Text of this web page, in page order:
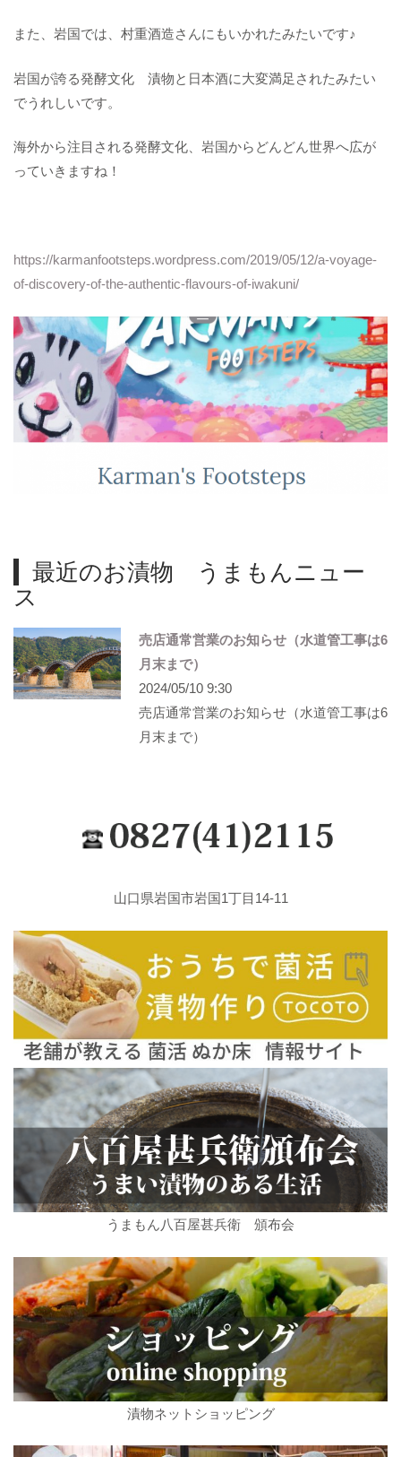
また、岩国では、村重酒造さんにもいかれたみたいです♪
岩国が誇る発酵文化 漬物と日本酒に大変満足されたみたい
でうれしいです。
海外から注目される発酵文化、岩国からどんどん世界へ広が
っていきますね！
https://karmanfootsteps.wordpress.com/2019/05/12/a-voyage-
of-discovery-of-the-authentic-flavours-of-iwakuni/
最近のお漬物 うまもんニュー
ス
売店通常営業のお知らせ（水道管工事は6
月末まで）
2024/05/10 9:30
売店通常営業のお知らせ（水道管工事は6
月末まで）
山口県岩国市岩国1丁目14-11
うまもん八百屋甚兵衛 頒布会
漬物ネットショッピング